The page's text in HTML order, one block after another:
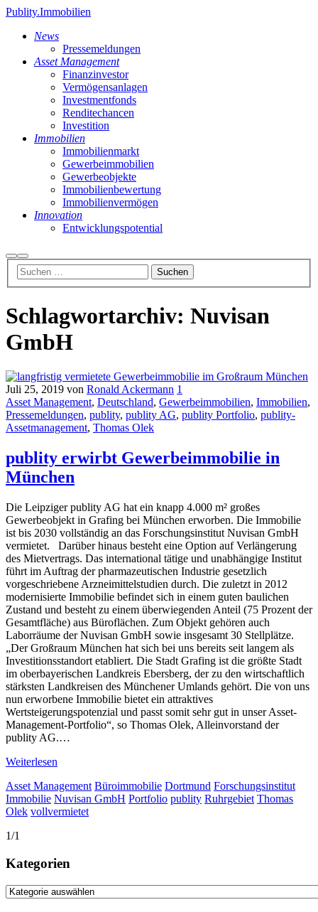
Publity.Immobilien
News
Pressemeldungen
Asset Management
Finanzinvestor
Vermögensanlagen
Investmentfonds
Renditechancen
Investition
Immobilien
Immobilienmarkt
Gewerbeimmobilien
Gewerbeobjekte
Immobilienbewertung
Immobilienvermögen
Innovation
Entwicklungspotential
Suchen
Hauptmenü
Schlagwortarchiv: Nuvisan
GmbH
Juli 25, 2019 von Ronald Ackermann 1
Asset Management, Deutschland, Gewerbeimmobilien, Immobilien,
Pressemeldungen, publity, publity AG, publity Portfolio, publity-
Assetmanagement, Thomas Olek
publity erwirbt Gewerbeimmobilie in
München
Die Leipziger publity AG hat ein knapp 4.000 m² großes
Gewerbeobjekt in Grafing bei München erworben. Die Immobilie
ist bis 2030 vollständig an das Forschungsinstitut Nuvisan GmbH
vermietet. Darüber hinaus besteht eine Option auf Verlängerung
des Mietvertrags. Das international tätige und unabhängige Institut
führt im Auftrag der pharmazeutischen Industrie gesetzlich
vorgeschriebene Arzneimittelstudien durch. Die zuletzt in 2012
modernisierte Immobilie befindet sich in einem guten baulichen
Zustand und besteht zu einem überwiegenden Anteil (75 Prozent der
Gesamtfläche) aus Büroflächen. Zum Objekt gehören auch
Laborräume der Nuvisan GmbH sowie insgesamt 30 Stellplätze.
„Der Großraum München hat sich bei uns bereits seit langem als
Investitionsstandort etabliert. Die Stadt Grafing ist die größte Stadt
im oberbayerischen Landkreis Ebersberg, der zu den wirtschaftlich
stärksten Landkreisen des Münchener Umlands gehört. Die von uns
nun erworbene Immobilie bietet ein attraktives
Wertsteigerungspotenzial und passt somit sehr gut in unser Asset-
Management-Portfolio“, so Thomas Olek, Alleinvorstand der
publity AG.…
Weiterlesen
Asset Management Büroimmobilie Dortmund Forschungsinstitut
Immobilie Nuvisan GmbH Portfolio publity Ruhrgebiet Thomas
Olek vollvermietet
1/1
Kategorien
Kategorien